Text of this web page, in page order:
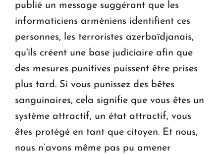
publié un message suggérant que les
informaticiens arméniens identifient ces
personnes, les terroristes azerbaïdjanais,
qu'ils créent une base judiciaire afin que
des mesures punitives puissent être prises
plus tard. Si vous punissez des bêtes
sanguinaires, cela signifie que vous êtes un
système attractif, un état attractif, vous
êtes protégé en tant que citoyen. Et nous,
nous n’avons même pas pu amener